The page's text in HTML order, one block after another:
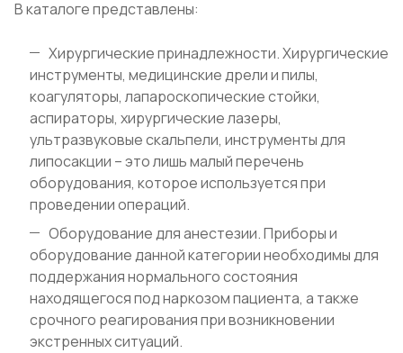
В каталоге представлены:
Хирургические принадлежности. Хирургические
инструменты, медицинские дрели и пилы,
коагуляторы, лапароскопические стойки,
аспираторы, хирургические лазеры,
ультразвуковые скальпели, инструменты для
липосакции – это лишь малый перечень
оборудования, которое используется при
проведении операций.
Оборудование для анестезии. Приборы и
оборудование данной категории необходимы для
поддержания нормального состояния
находящегося под наркозом пациента, а также
срочного реагирования при возникновении
экстренных ситуаций.